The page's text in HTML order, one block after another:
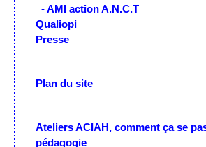
- AMI action A.N.C.T
Qualiopi
Presse
Plan du site
Ateliers ACIAH, comment ça se
pédagogie